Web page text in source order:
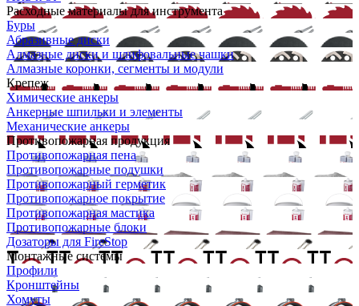
Расходные материалы для инструмента
Буры
Абразивные диски
Алмазные диски и шлифовальные чашки
Алмазные коронки, сегменты и модули
Крепеж
Химические анкеры
Анкерные шпильки и элементы
Механические анкеры
Противопожарная продукция
Противопожарная пена
Противопожарные подушки
Противопожарный герметик
Противопожарное покрытие
Противопожарная мастика
Противопожарные блоки
Дозаторы для FireStop
Монтажные системы
Профили
Кронштейны
Хомуты